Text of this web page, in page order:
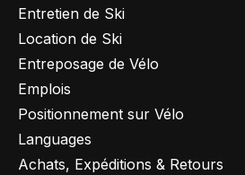
Entretien de Ski
Location de Ski
Entreposage de Vélo
Emplois
Positionnement sur Vélo
Languages
Achats, Expéditions & Retours